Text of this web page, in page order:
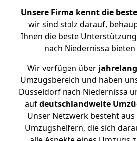
Unsere Firma kennt die
wir sind stolz darauf,
Ihnen die beste
nach Niedernissa
Wir verfügen über
Umzugsbereich und haben
Düsseldorf nach Niedernissa
aufdeutschlandweite
Unser Netzwerk besteht
Umzugshelfern, die sich